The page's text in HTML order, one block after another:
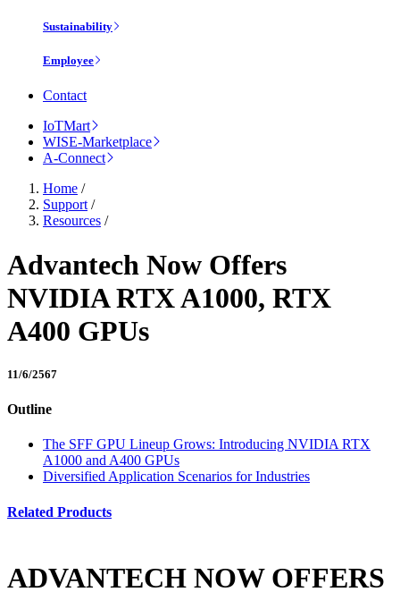
Sustainability
Employee
Contact
IoTMart
WISE-Marketplace
A-Connect
Home /
Support /
Resources /
Advantech Now Offers
NVIDIA RTX A1000, RTX
A400 GPUs
11/6/2567
Outline
The SFF GPU Lineup Grows: Introducing NVIDIA RTX
A1000 and A400 GPUs
Diversified Application Scenarios for Industries
Related Products
ADVANTECH NOW OFFERS